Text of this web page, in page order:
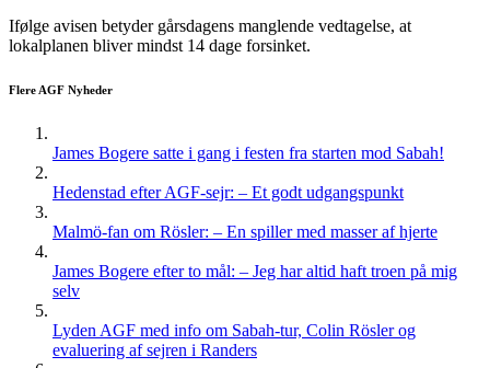
Ifølge avisen betyder gårsdagens manglende vedtagelse, at
lokalplanen bliver mindst 14 dage forsinket.
Flere AGF Nyheder
James Bogere satte i gang i festen fra starten mod Sabah!
Hedenstad efter AGF-sejr: – Et godt udgangspunkt
Malmö-fan om Rösler: – En spiller med masser af hjerte
James Bogere efter to mål: – Jeg har altid haft troen på mig
selv
Lyden AGF med info om Sabah-tur, Colin Rösler og
evaluering af sejren i Randers